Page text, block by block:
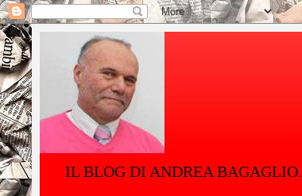
IL BLOG DI ANDREA BAGAGLIO.